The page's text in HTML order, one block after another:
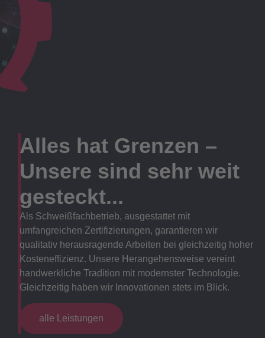
Alles hat Grenzen –
Unsere sind sehr weit
gesteckt...
Als Schweißfachbetrieb, ausgestattet mit
umfangreichen Zertifizierungen, garantieren wir
qualitativ herausragende Arbeiten bei gleichzeitig hoher
Kosteneffizienz. Unsere Herangehensweise vereint
handwerkliche Tradition mit modernster Technologie.
Gleichzeitig haben wir Innovationen stets im Blick.
alle Leistungen